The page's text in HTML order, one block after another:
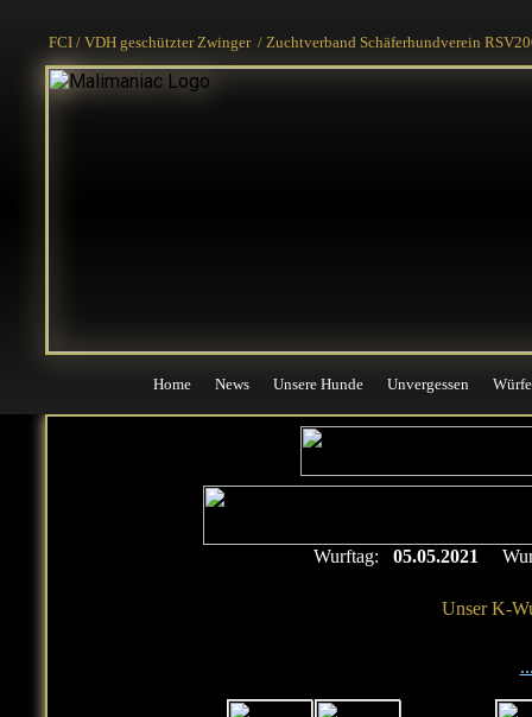
Wurftag: 05.05.2021
Unser K-
Home News Unsere Hunde Unvergessen Würfe
FCI / VDH geschützter Zwinger / Zuchtverband Schäferhundverein
Home News Unsere Hunde Unvergessen Würfe